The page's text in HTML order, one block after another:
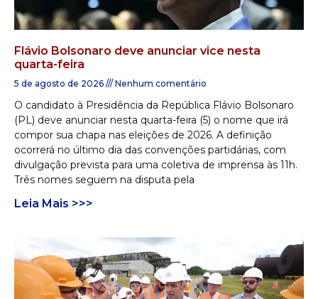
Flávio Bolsonaro deve anunciar vice nesta
quarta-feira
5 de agosto de 2026 Nenhum comentário
O candidato à Presidência da República Flávio Bolsonaro
(PL) deve anunciar nesta quarta-feira (5) o nome que irá
compor sua chapa nas eleições de 2026. A definição
ocorrerá no último dia das convenções partidárias, com
divulgação prevista para uma coletiva de imprensa às 11h.
Três nomes seguem na disputa pela
Leia Mais >>>